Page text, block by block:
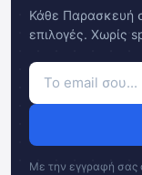
Κάθε Παρασκευή
επιλογές. Χωρίς
Με την εγγραφή σας